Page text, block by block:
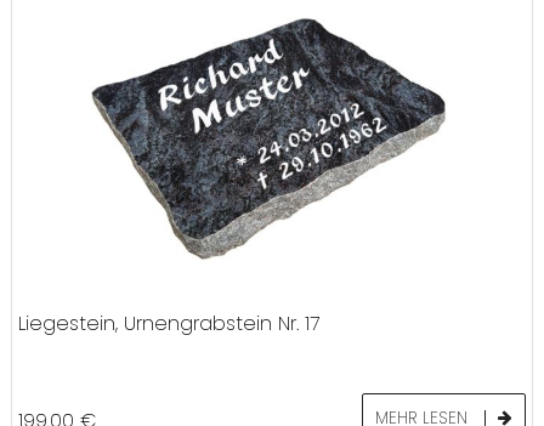
Liegestein, Urnengrabstein Nr. 17
199.00€ MEHR LESEN